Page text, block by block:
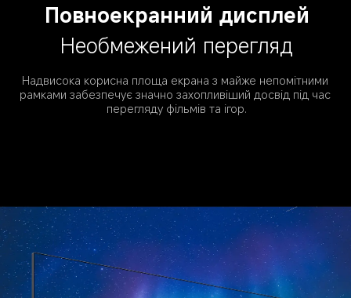
Повноекранний дисплей
Необмежений перегляд
Надвисока корисна площа екрана з майже непомітними
рамками забезпечує значно захопливіший досвід під час
перегляду фільмів та ігор.